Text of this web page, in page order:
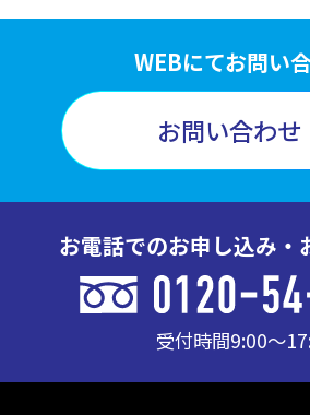
WEBにてお問い
お問い合わせ
お電話でのお申し込み・
受付時間9:00〜